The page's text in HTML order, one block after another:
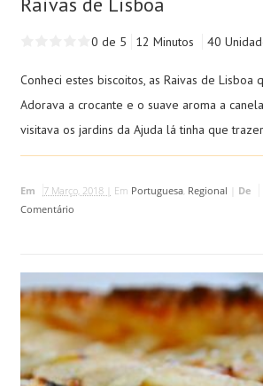
0 de 5 12 Minutos 40
Conheci estes biscoitos, as Raivas de Lisboa
Adorava a crocante e o suave aroma a
visitava os jardins da Ajuda lá tinha que
Em 7 Março, 2018 | Em Portuguesa, Regional De
Comentário